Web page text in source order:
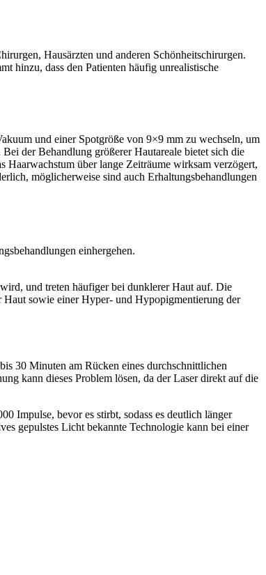
Hausärzten und anderen Schönheitschirurgen.
hinzu, dass den Patienten häufig unrealistische
und einer Spotgröße von 9×9 mm zu wechseln, um
der Behandlung größerer Hautareale bietet sich die
Haarwachstum über lange Zeiträume wirksam verzögert,
möglicherweise sind auch Erhaltungsbehandlungen
einhergehen.
und treten häufiger bei dunklerer Haut auf. Die
sowie einer Hyper- und Hypopigmentierung der
30 Minuten am Rücken eines durchschnittlichen
kann dieses Problem lösen, da der Laser direkt auf die
Impulse, bevor es stirbt, sodass es deutlich länger
gepulstes Licht bekannte Technologie kann bei einer